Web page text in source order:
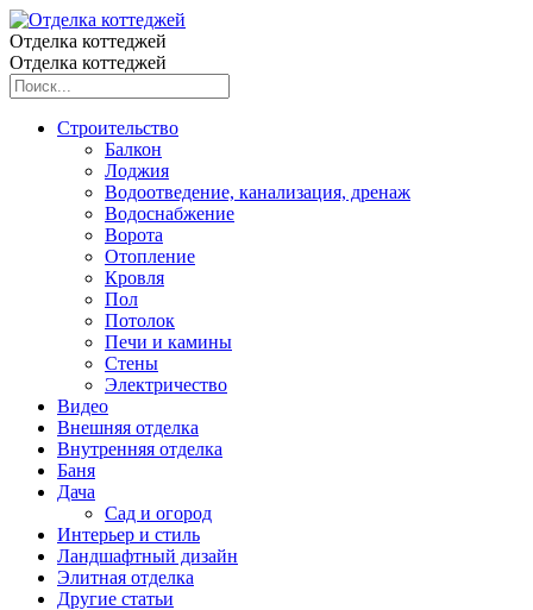
Отделка коттеджей
Отделка коттеджей
Строительство
Балкон
Лоджия
Водоотведение, канализация, дренаж
Водоснабжение
Ворота
Отопление
Кровля
Пол
Потолок
Печи и камины
Стены
Электричество
Видео
Внешняя отделка
Внутренняя отделка
Баня
Дача
Сад и огород
Интерьер и стиль
Ландшафтный дизайн
Элитная отделка
Другие статьи